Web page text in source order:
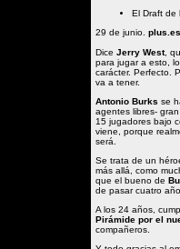
El Draft de
29 de junio. plus.es
Dice Jerry West,
para jugar a esto,
carácter. Perfecto.
va a tener.
Antonio Burks se
agentes libres-
15 jugadores bajo
viene, porque
será.
Se trata de un
más allá, como
que el bueno de
de pasar cuatro
A los 24 años,
Pirámide por el
compañeros.